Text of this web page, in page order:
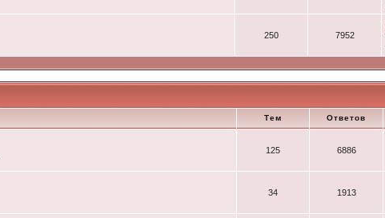
250 7952
Тем Ответов
125 6886
34 1913